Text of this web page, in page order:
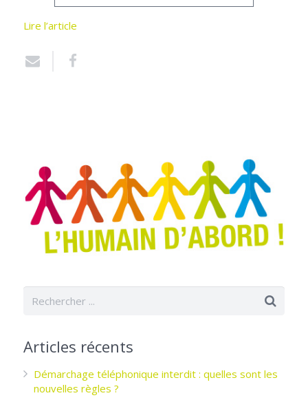
Lire l’article
Articles récents
Démarchage téléphonique interdit : quelles sont les
nouvelles règles ?